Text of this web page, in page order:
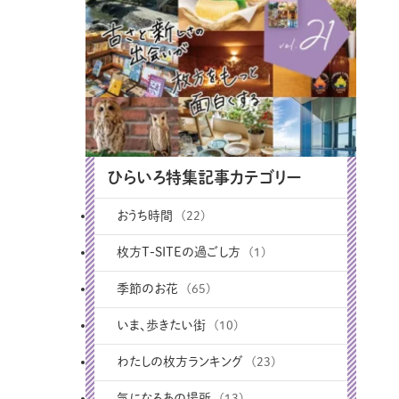
ひらいろ特集記事カテゴリー
おうち時間 (22)
枚方T-SITEの過ごし方 (1)
季節のお花 (65)
いま、歩きたい街 (10)
わたしの枚方ランキング (23)